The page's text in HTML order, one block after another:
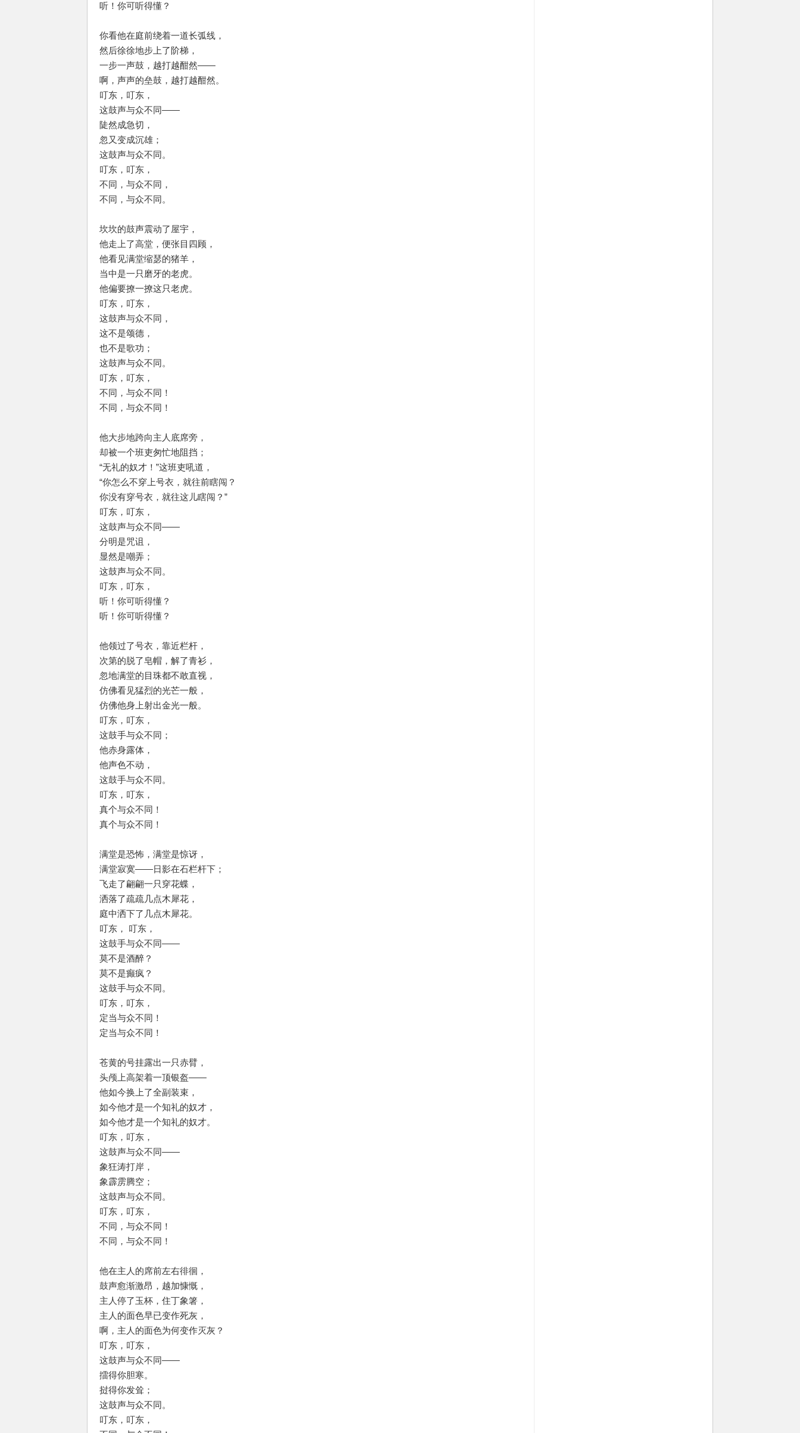
听！你可听得懂？
你看他在庭前绕着一道长弧线，
然后徐徐地步上了阶梯，
一步一声鼓，越打越酣然——
啊，声声的垒鼓，越打越酣然。
叮东，叮东，
这鼓声与众不同——
陡然成急切，
忽又变成沉雄；
这鼓声与众不同。
叮东，叮东，
不同，与众不同，
不同，与众不同。
坎坎的鼓声震动了屋宇，
他走上了高堂，便张目四顾，
他看见满堂缩瑟的猪羊，
当中是一只磨牙的老虎。
他偏要撩一撩这只老虎。
叮东，叮东，
这鼓声与众不同，
这不是颂德，
也不是歌功；
这鼓声与众不同。
叮东，叮东，
不同，与众不同！
不同，与众不同！
他大步地跨向主人底席旁，
却被一个班吏匆忙地阻挡；
“无礼的奴才！”这班吏吼道，
“你怎么不穿上号衣，就往前瞎闯？
你没有穿号衣，就往这儿瞎闯？”
叮东，叮东，
这鼓声与众不同——
分明是咒诅，
显然是嘲弄；
这鼓声与众不同。
叮东，叮东，
听！你可听得懂？
听！你可听得懂？
他领过了号衣，靠近栏杆，
次第的脱了皂帽，解了青衫，
忽地满堂的目珠都不敢直视，
仿佛看见猛烈的光芒一般，
仿佛他身上射出金光一般。
叮东，叮东，
这鼓手与众不同；
他赤身露体，
他声色不动，
这鼓手与众不同。
叮东，叮东，
真个与众不同！
真个与众不同！
满堂是恐怖，满堂是惊讶，
满堂寂寞——日影在石栏杆下；
飞走了翩翩一只穿花蝶，
洒落了疏疏几点木犀花，
庭中洒下了几点木犀花。
叮东， 叮东，
这鼓手与众不同——
莫不是酒醉？
莫不是癫疯？
这鼓手与众不同。
叮东，叮东，
定当与众不同！
定当与众不同！
苍黄的号挂露出一只赤臂，
头颅上高架着一顶银盔——
他如今换上了全副装束，
如今他才是一个知礼的奴才，
如今他才是一个知礼的奴才。
叮东，叮东，
这鼓声与众不同——
象狂涛打岸，
象霹雳腾空；
这鼓声与众不同。
叮东，叮东，
不同，与众不同！
不同，与众不同！
他在主人的席前左右徘徊，
鼓声愈渐激昂，越加慷慨，
主人停了玉杯，住丁象箸，
主人的面色早已变作死灰，
啊，主人的面色为何变作灭灰？
叮东，叮东，
这鼓声与众不同——
擂得你胆寒。
挝得你发耸；
这鼓声与众不同。
叮东，叮东，